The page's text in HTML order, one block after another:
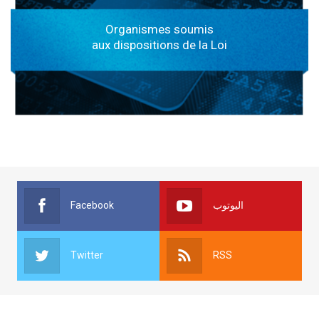
Organismes soumis
aux dispositions de la Loi
Facebook اليوتوب
Twitter RSS